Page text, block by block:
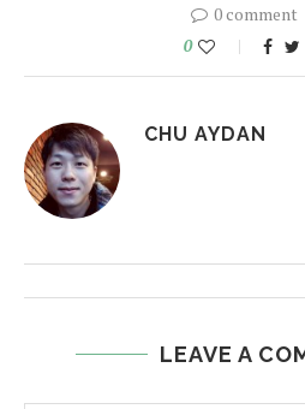
0 comment
0
CHU AYDAN
LEAVE A